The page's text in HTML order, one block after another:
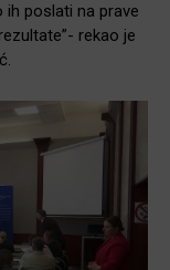
poslati na prave
rekao je